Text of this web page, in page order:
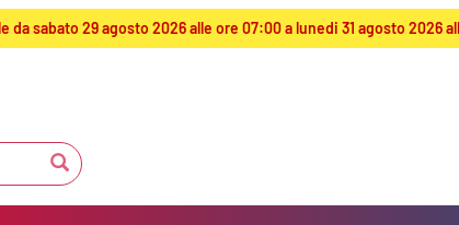
da sabato 29 agosto 2026 alle ore 07:00 a lunedi 31 agosto 2026